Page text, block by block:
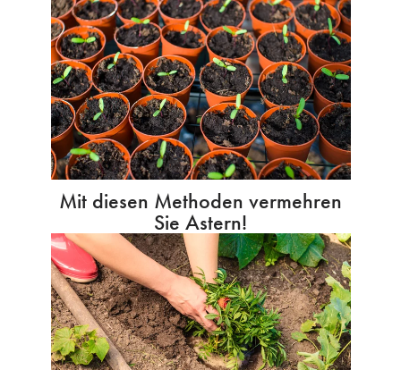
Mit diesen Methoden vermehren
Sie Astern!